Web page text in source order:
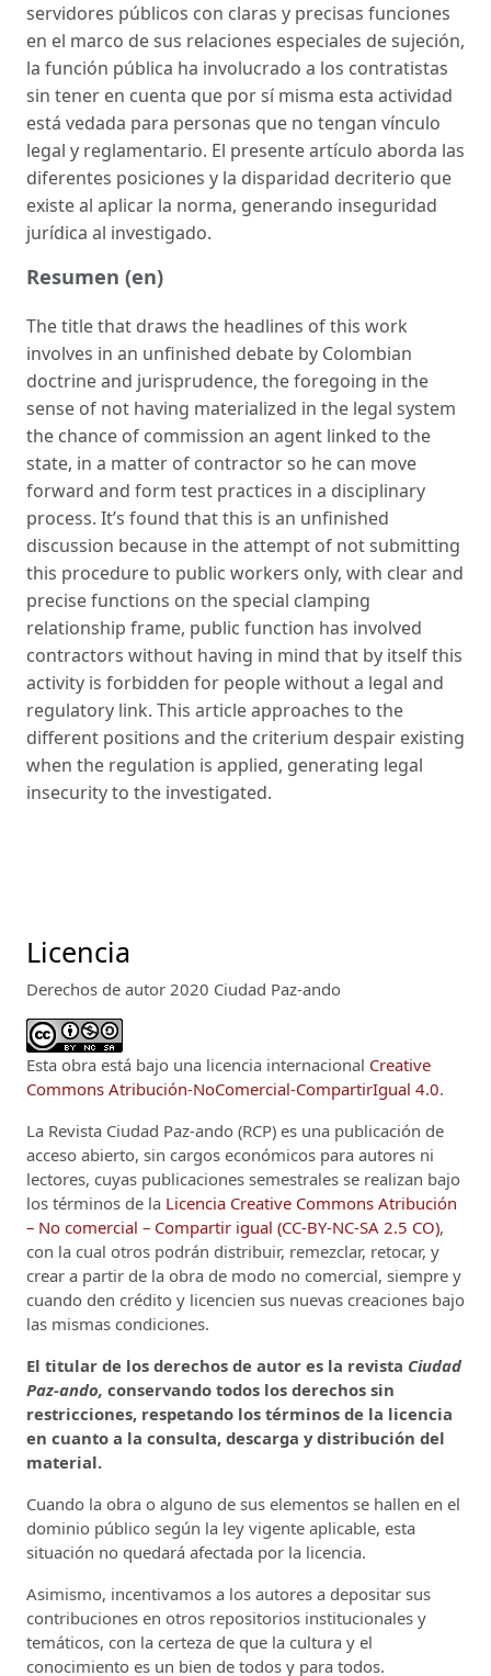
servidores públicos con claras y precisas funciones
en el marco de sus relaciones especiales de sujeción,
la función pública ha involucrado a los contratistas
sin tener en cuenta que por sí misma esta actividad
está vedada para personas que no tengan vínculo
legal y reglamentario. El presente artículo aborda las
diferentes posiciones y la disparidad decriterio que
existe al aplicar la norma, generando inseguridad
jurídica al investigado.
Resumen (en)
The title that draws the headlines of this work
involves in an unfinished debate by Colombian
doctrine and jurisprudence, the foregoing in the
sense of not having materialized in the legal system
the chance of commission an agent linked to the
state, in a matter of contractor so he can move
forward and form test practices in a disciplinary
process. It’s found that this is an unfinished
discussion because in the attempt of not submitting
this procedure to public workers only, with clear and
precise functions on the special clamping
relationship frame, public function has involved
contractors without having in mind that by itself this
activity is forbidden for people without a legal and
regulatory link. This article approaches to the
different positions and the criterium despair existing
when the regulation is applied, generating legal
insecurity to the investigated.
Licencia
Derechos de autor 2020 Ciudad Paz-ando
Esta obra está bajo una licencia internacional Creative
Commons Atribución-NoComercial-CompartirIgual 4.0.
La Revista Ciudad Paz-ando (RCP) es una publicación de
acceso abierto, sin cargos económicos para autores ni
lectores, cuyas publicaciones semestrales se realizan bajo
los términos de la Licencia Creative Commons Atribución
– No comercial – Compartir igual (CC-BY-NC-SA 2.5 CO),
con la cual otros podrán distribuir, remezclar, retocar, y
crear a partir de la obra de modo no comercial, siempre y
cuando den crédito y licencien sus nuevas creaciones bajo
las mismas condiciones.
El titular de los derechos de autor es la revista Ciudad
Paz-ando, conservando todos los derechos sin
restricciones, respetando los términos de la licencia
en cuanto a la consulta, descarga y distribución del
material.
Cuando la obra o alguno de sus elementos se hallen en el
dominio público según la ley vigente aplicable, esta
situación no quedará afectada por la licencia.
Asimismo, incentivamos a los autores a depositar sus
contribuciones en otros repositorios institucionales y
temáticos, con la certeza de que la cultura y el
conocimiento es un bien de todos y para todos.